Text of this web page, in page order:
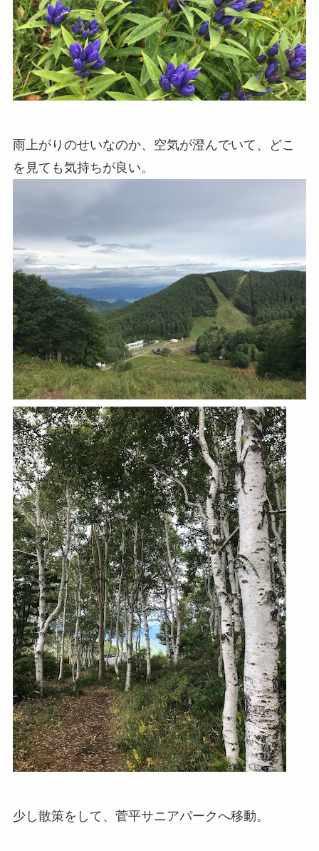
雨上がりのせいなのか、空気が澄んでいて、どこ
を見ても気持ちが良い。
少し散策をして、菅平サニアパークへ移動。